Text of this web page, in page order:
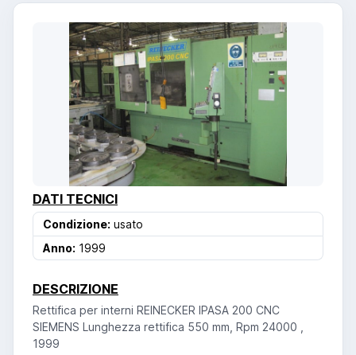
DATI TECNICI
Condizione: usato
Anno: 1999
DESCRIZIONE
Rettifica per interni REINECKER IPASA 200 CNC
SIEMENS Lunghezza rettifica 550 mm, Rpm 24000 ,
1999